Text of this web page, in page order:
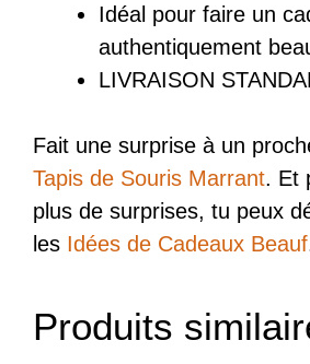
Idéal pour faire un
authentiquement
LIVRAISON
Fait une surprise à un
Tapis de Souris Marrant. Et
plus de surprises, tu peux
les Idées de Cadeaux Beauf
Produits